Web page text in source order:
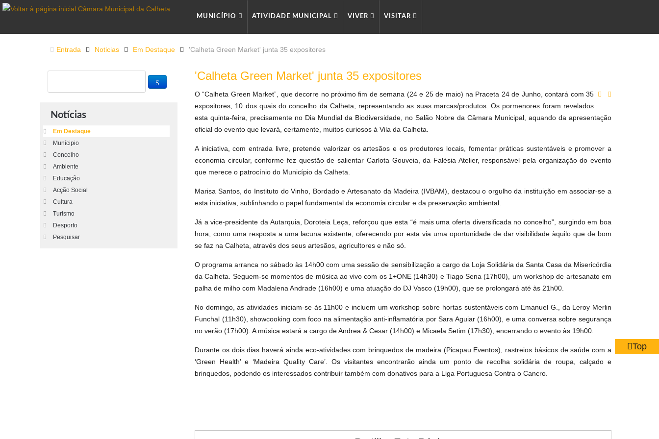
MUNICÍPIO ATIVIDADE MUNICIPAL VIVER VISITAR
Entrada Noticias Em Destaque 'Calheta Green Market' junta 35 expositores
'Calheta Green Market' junta 35 expositores
O “Calheta Green Market”, que decorre no próximo fim de semana (24 e 25 de maio) na Praceta 24 de Junho, contará com 35
expositores, 10 dos quais do concelho da Calheta, representando as suas marcas/produtos. Os pormenores foram revelados
esta quinta-feira, precisamente no Dia Mundial da Biodiversidade, no Salão Nobre da Câmara Municipal, aquando da apresentação
oficial do evento que levará, certamente, muitos curiosos à Vila da Calheta.
A iniciativa, com entrada livre, pretende valorizar os artesãos e os produtores locais, fomentar práticas sustentáveis e promover a
economia circular, conforme fez questão de salientar Carlota Gouveia, da Falésia Atelier, responsável pela organização do evento
que merece o patrocínio do Município da Calheta.
Marisa Santos, do Instituto do Vinho, Bordado e Artesanato da Madeira (IVBAM), destacou o orgulho da instituição em associar-se a
esta iniciativa, sublinhando o papel fundamental da economia circular e da preservação ambiental.
Já a vice-presidente da Autarquia, Doroteia Leça, reforçou que esta “é mais uma oferta diversificada no concelho”, surgindo em boa
hora, como uma resposta a uma lacuna existente, oferecendo por esta via uma oportunidade de dar visibilidade àquilo que de bom
se faz na Calheta, através dos seus artesãos, agricultores e não só.
O programa arranca no sábado às 14h00 com uma sessão de sensibilização a cargo da Loja Solidária da Santa Casa da Misericórdia
da Calheta. Seguem-se momentos de música ao vivo com os 1+ONE (14h30) e Tiago Sena (17h00), um workshop de artesanato em
palha de milho com Madalena Andrade (16h00) e uma atuação do DJ Vasco (19h00), que se prolongará até às 21h00.
No domingo, as atividades iniciam-se às 11h00 e incluem um workshop sobre hortas sustentáveis com Emanuel G., da Leroy Merlin
Funchal (11h30), showcooking com foco na alimentação anti-inflamatória por Sara Aguiar (16h00), e uma conversa sobre segurança
no verão (17h00). A música estará a cargo de Andrea & Cesar (14h00) e Micaela Setim (17h30), encerrando o evento às 19h00.
Durante os dois dias haverá ainda eco-atividades com brinquedos de madeira (Picapau Eventos), rastreios básicos de saúde com a
‘Green Health’ e ‘Madeira Quality Care’. Os visitantes encontrarão ainda um ponto de recolha solidária de roupa, calçado e
brinquedos, podendo os interessados contribuir também com donativos para a Liga Portuguesa Contra o Cancro.
Notícias
Em Destaque
Munícipio
Concelho
Ambiente
Educação
Acção Social
Cultura
Turismo
Desporto
Pesquisar
Top